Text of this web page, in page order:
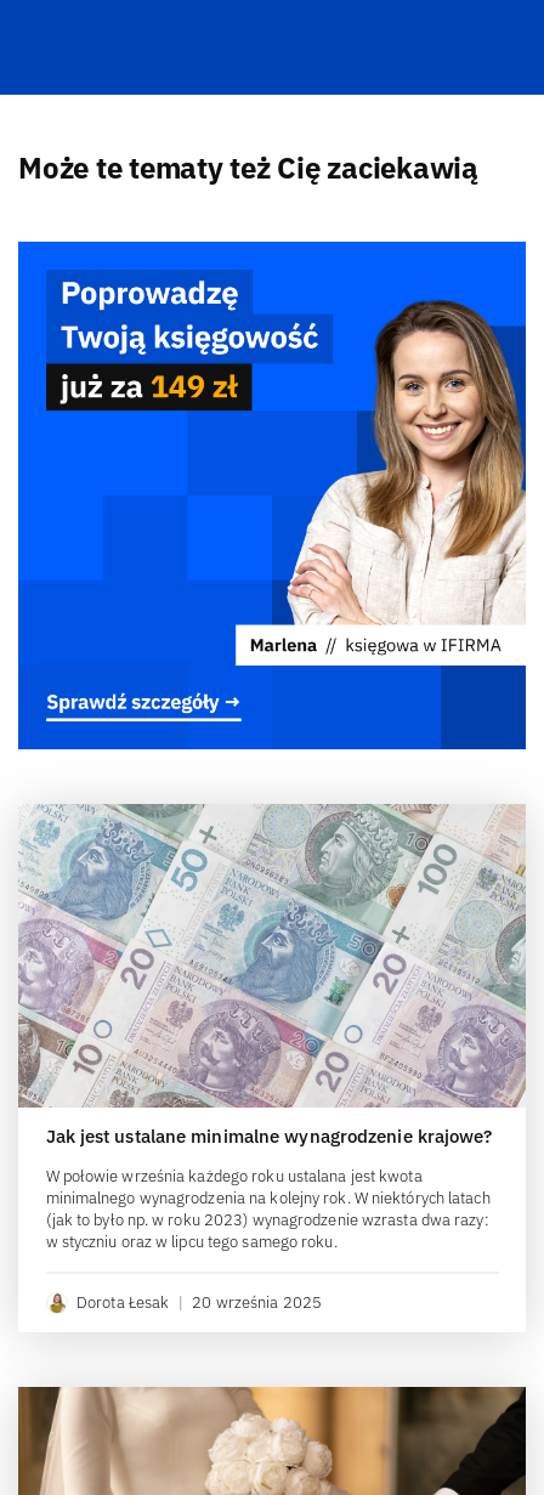
Może te tematy też Cię zaciekawią
Jak jest ustalane minimalne wynagrodzenie krajowe?
W połowie września każdego roku ustalana jest kwota
minimalnego wynagrodzenia na kolejny rok. W niektórych latach
(jak to było np. w roku 2023) wynagrodzenie wzrasta dwa razy:
w styczniu oraz w lipcu tego samego roku.
Dorota Łesak | 20 września 2025